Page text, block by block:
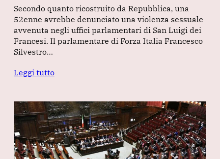
Secondo quanto ricostruito da Repubblica, una
52enne avrebbe denunciato una violenza sessuale
avvenuta negli uffici parlamentari di San Luigi dei
Francesi. Il parlamentare di Forza Italia Francesco
Silvestro…
Leggi tutto